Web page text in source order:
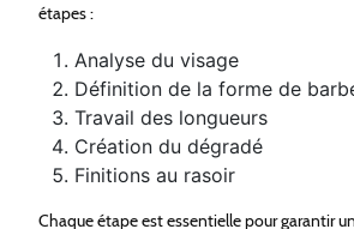
étapes :
Analyse du visage
Définition de la forme de
Travail des longueurs
Création du dégradé
Finitions au rasoir
Chaque étape est essentielle pour garantir